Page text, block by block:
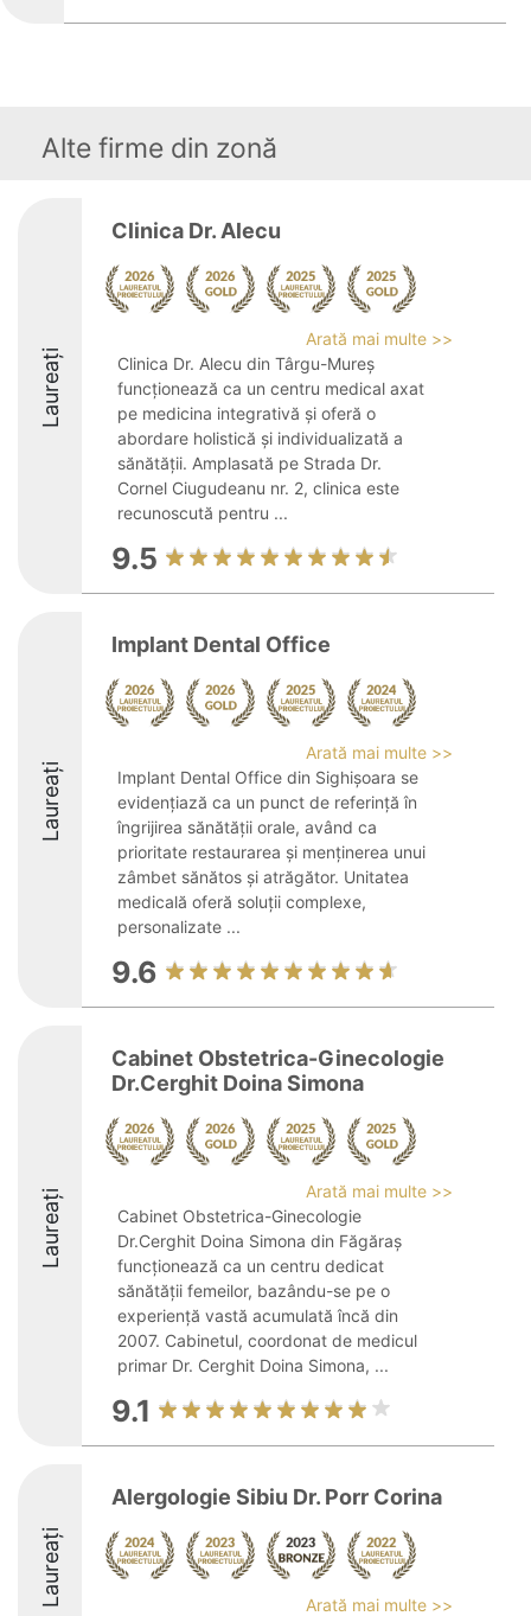
Alte firme din zonă
Laureați
Clinica Dr. Alecu
Arată mai multe >>
Clinica Dr. Alecu din Târgu-Mureș
funcționează ca un centru medical axat
pe medicina integrativă și oferă o
abordare holistică și individualizată a
sănătății. Amplasată pe Strada Dr.
Cornel Ciugudeanu nr. 2, clinica este
recunoscută pentru ...
9.5
Laureați
Implant Dental Office
Arată mai multe >>
Implant Dental Office din Sighișoara se
evidențiază ca un punct de referință în
îngrijirea sănătății orale, având ca
prioritate restaurarea și menținerea unui
zâmbet sănătos și atrăgător. Unitatea
medicală oferă soluții complexe,
personalizate ...
9.6
Laureați
Cabinet Obstetrica-Ginecologie
Dr.Cerghit Doina Simona
Arată mai multe >>
Cabinet Obstetrica-Ginecologie
Dr.Cerghit Doina Simona din Făgăraș
funcționează ca un centru dedicat
sănătății femeilor, bazându-se pe o
experiență vastă acumulată încă din
2007. Cabinetul, coordonat de medicul
primar Dr. Cerghit Doina Simona, ...
9.1
Laureați
Alergologie Sibiu Dr. Porr Corina
Arată mai multe >>